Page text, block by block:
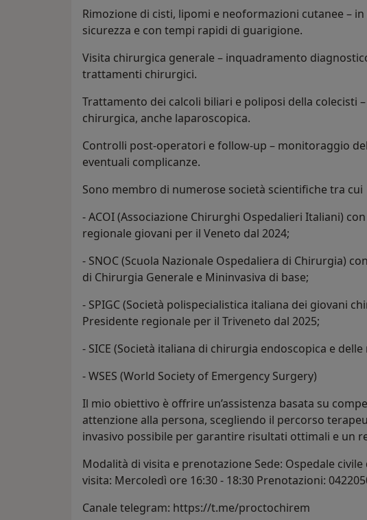
Rimozione di cisti, lipomi e neoformazioni cutanee –
sicurezza e con tempi rapidi di guarigione.
Visita chirurgica generale – inquadramento
trattamenti chirurgici.
Trattamento dei calcoli biliari e poliposi della colecisti
chirurgica, anche laparoscopica.
Controlli post-operatori e follow-up – monitoraggio
eventuali complicanze.
Sono membro di numerose società scientifiche tra cui
- ACOI (Associazione Chirurghi Ospedalieri Italiani)
regionale giovani per il Veneto dal 2024;
- SNOC (Scuola Nazionale Ospedaliera di Chirurgia)
di Chirurgia Generale e Mininvasiva di base;
- SPIGC (Società polispecialistica italiana dei giovani
Presidente regionale per il Triveneto dal 2025;
- SICE (Società italiana di chirurgia endoscopica e
- WSES (World Society of Emergency Surgery)
Il mio obiettivo è offrire un’assistenza basata su
attenzione alla persona, scegliendo il percorso
invasivo possibile per garantire risultati ottimali e un
Modalità di visita e prenotazione Sede: Ospedale
visita: Mercoledì ore 16:30 - 18:30 Prenotazioni:
Canale telegram: https://t.me/proctochirem